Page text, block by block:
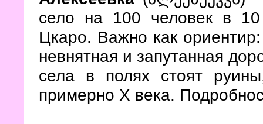
село на 100 человек в
Цкаро. Важно как
невнятная и запутанная
села в полях стоят
примерно Х века.